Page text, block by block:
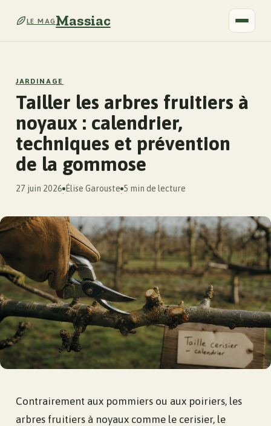
LE MAGMassiac
JARDINAGE
Tailler les arbres fruitiers à
noyaux : calendrier,
techniques et prévention
de la gommose
27 juin 2026
·
Élise Garouste
·
5 min de lecture
Contrairement aux pommiers ou aux poiriers, les
arbres fruitiers à noyaux comme le cerisier, le